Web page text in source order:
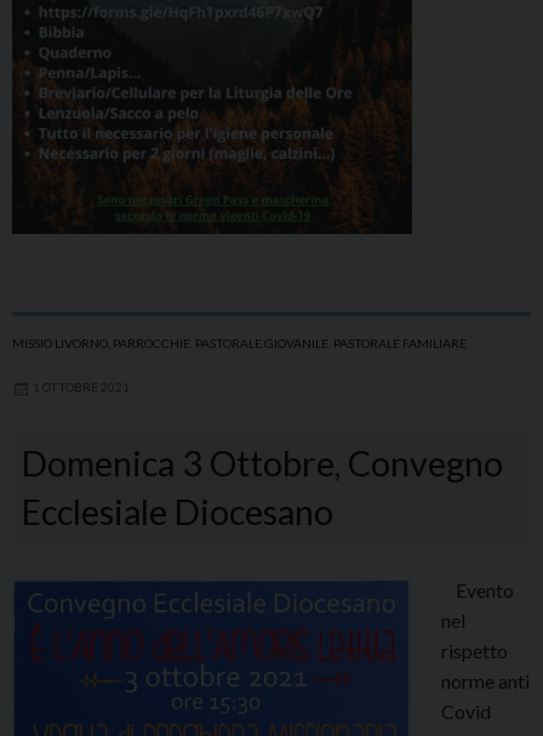
MISSIO LIVORNO PARROCCHIE PASTORALE GIOVANILE PASTORALE FAMILIARE
1 OTTOBRE 2021
Domenica 3 Ottobre, Convegno
Ecclesiale Diocesano
Evento
nel
rispetto
norme anti
Covid